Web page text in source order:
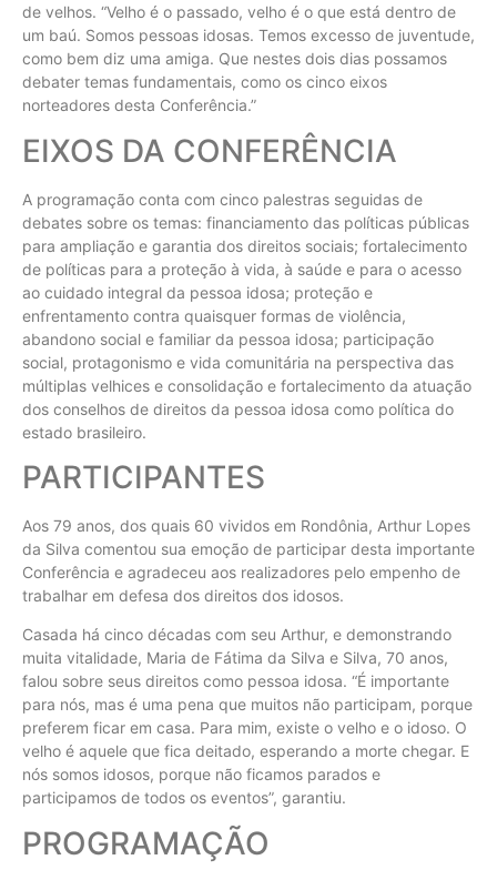
de velhos. “Velho é o passado, velho é o que está dentro de
um baú. Somos pessoas idosas. Temos excesso de juventude,
como bem diz uma amiga. Que nestes dois dias possamos
debater temas fundamentais, como os cinco eixos
norteadores desta Conferência.”
EIXOS DA CONFERÊNCIA
A programação conta com cinco palestras seguidas de
debates sobre os temas: financiamento das políticas públicas
para ampliação e garantia dos direitos sociais; fortalecimento
de políticas para a proteção à vida, à saúde e para o acesso
ao cuidado integral da pessoa idosa; proteção e
enfrentamento contra quaisquer formas de violência,
abandono social e familiar da pessoa idosa; participação
social, protagonismo e vida comunitária na perspectiva das
múltiplas velhices e consolidação e fortalecimento da atuação
dos conselhos de direitos da pessoa idosa como política do
estado brasileiro.
PARTICIPANTES
Aos 79 anos, dos quais 60 vividos em Rondônia, Arthur Lopes
da Silva comentou sua emoção de participar desta importante
Conferência e agradeceu aos realizadores pelo empenho de
trabalhar em defesa dos direitos dos idosos.
Casada há cinco décadas com seu Arthur, e demonstrando
muita vitalidade, Maria de Fátima da Silva e Silva, 70 anos,
falou sobre seus direitos como pessoa idosa. “É importante
para nós, mas é uma pena que muitos não participam, porque
preferem ficar em casa. Para mim, existe o velho e o idoso. O
velho é aquele que fica deitado, esperando a morte chegar. E
nós somos idosos, porque não ficamos parados e
participamos de todos os eventos”, garantiu.
PROGRAMAÇÃO